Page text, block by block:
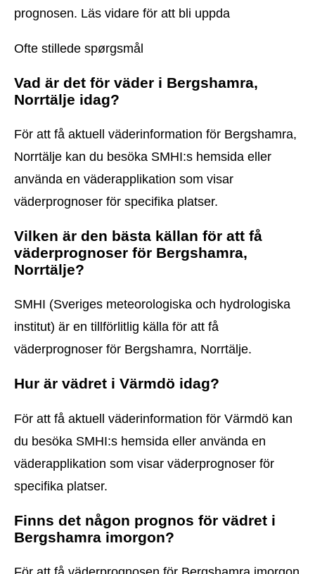
prognosen. Läs vidare för att bli uppda
Ofte stillede spørgsmål
Vad är det för väder i Bergshamra,
Norrtälje idag?
För att få aktuell väderinformation för Bergshamra,
Norrtälje kan du besöka SMHI:s hemsida eller
använda en väderapplikation som visar
väderprognoser för specifika platser.
Vilken är den bästa källan för att få
väderprognoser för Bergshamra,
Norrtälje?
SMHI (Sveriges meteorologiska och hydrologiska
institut) är en tillförlitlig källa för att få
väderprognoser för Bergshamra, Norrtälje.
Hur är vädret i Värmdö idag?
För att få aktuell väderinformation för Värmdö kan
du besöka SMHI:s hemsida eller använda en
väderapplikation som visar väderprognoser för
specifika platser.
Finns det någon prognos för vädret i
Bergshamra imorgon?